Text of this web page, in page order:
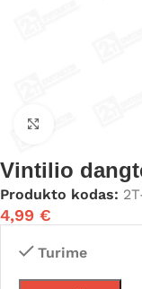
Vintilio
Produkto kodas:
4,99 €
Turime